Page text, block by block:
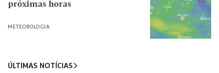
METEOROLOGIA
próximas horas
ÚLTIMAS NOTÍCIAS